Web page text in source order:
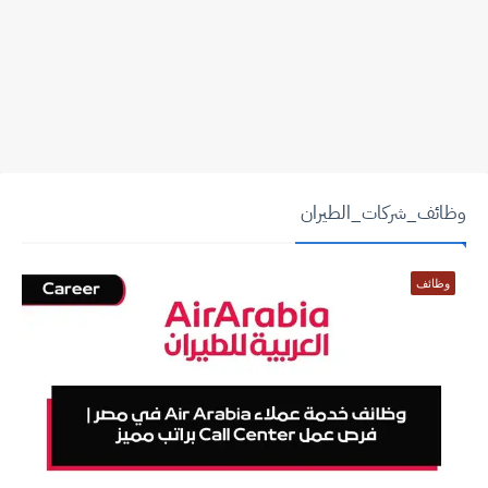
وظائف_شركات_الطيران
وظائف